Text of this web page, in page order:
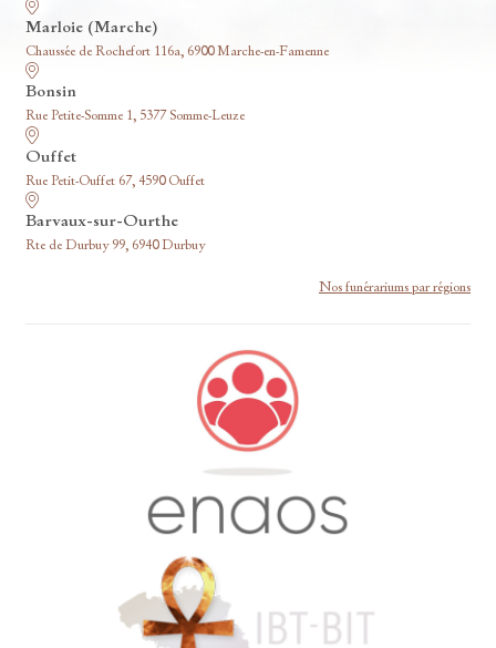
Marloie (Marche)
Chaussée de Rochefort 116a, 6900 Marche-en-Famenne
Bonsin
Rue Petite-Somme 1, 5377 Somme-Leuze
Ouffet
Rue Petit-Ouffet 67, 4590 Ouffet
Barvaux-sur-Ourthe
Rte de Durbuy 99, 6940 Durbuy
Nos funérariums par régions